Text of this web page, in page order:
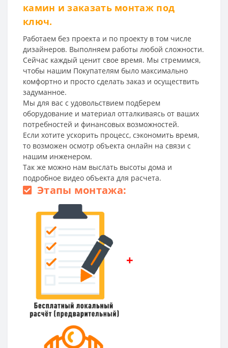
камин и заказать монтаж под
ключ.
Работаем без проекта и по проекту в том числе
дизайнеров. Выполняем работы любой сложности.
Сейчас каждый ценит свое время. Мы стремимся,
чтобы нашим Покупателям было максимально
комфортно и просто сделать заказ и осуществить
задуманное.
Мы для вас с удовольствием подберем
оборудование и материал отталкиваясь от ваших
потребностей и финансовых возможностей.
Если хотите ускорить процесс, сэкономить время,
то возможен осмотр объекта онлайн на связи с
нашим инженером.
Так же можно нам выслать высоты дома и
подробное видео объекта для расчета.
Этапы монтажа:
+